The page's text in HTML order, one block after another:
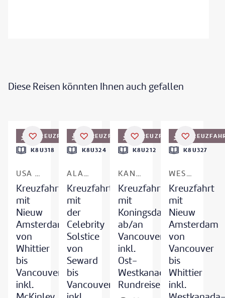
Diese Reisen könnten Ihnen auch gefallen
KREUZFAHRT
K8U318
USA - ALASKA & KANADA
Kreuzfahrt
mit
Nieuw
Amsterdam
von
Whittier
bis
Vancouver
inkl.
KREUZFAHRT
K8U324
ALASKA & KANADA
Kreuzfahrt
mit
der
Celebrity
Solstice
von
Seward
bis
Vancouver
KREUZFAHRT
K8U212
KANADA & ALASKA
Kreuzfahrt
mit
Koningsdam
ab/an
Vancouver
inkl.
Ost-
Westkanada-
Rundreise
K8U327
WESTKANADA & ALASKA
Kreuzfahrt
mit
Nieuw
Amsterdam
von
Vancouver
bis
Whittier
inkl.